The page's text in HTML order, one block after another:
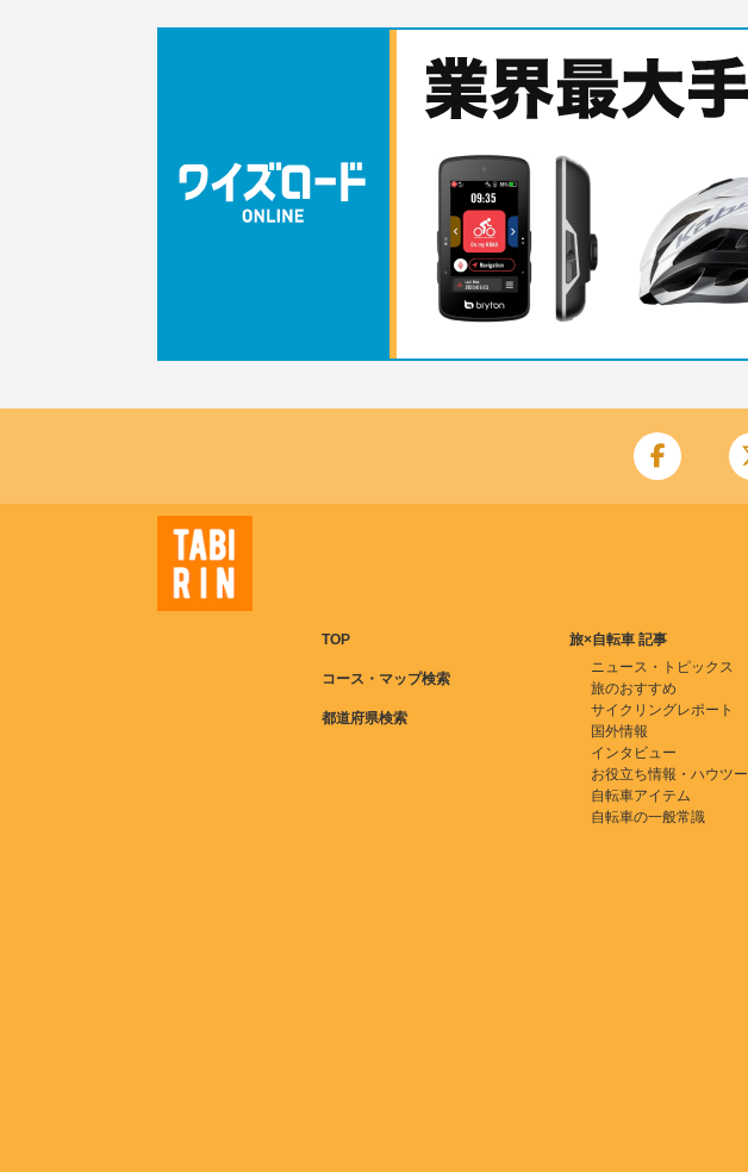
TOP
コース・マップ検索
都道府県検索
旅×自転車 記事
ニュース・トピックス
旅のおすすめ
サイクリングレポート
国外情報
インタビュー
お役立ち情報・ハウツー
自転車アイテム
自転車の一般常識